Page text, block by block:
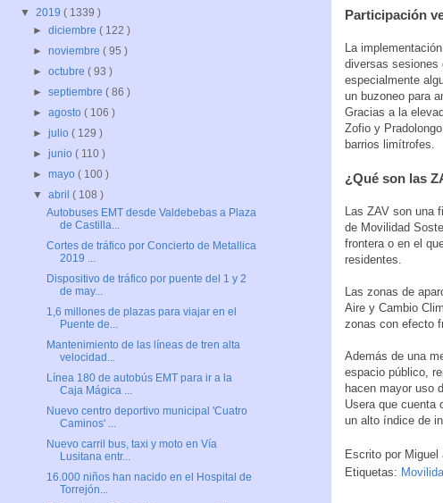
Participación
La
diversas sesiones
especialmente
un buzoneo para
Gracias a la
Zofio y
barrios limítrofes.
¿Qué son las
Las ZAV son una
de Movilidad
frontera o en el
residentes.
Las zonas de
Aire y Cambio
zonas con efecto
Además de una
espacio público,
hacen mayor uso
Usera que cuenta
un alto índice de
Escrito por Miguel
Etiquetas:
▼ 2019 ( 1339 )
►diciembre( 122 )
►noviembre( 95 )
►octubre( 93 )
►septiembre( 86 )
►agosto( 106 )
►julio( 129 )
►junio( 110 )
►mayo( 100 )
▼abril( 108 )
Autobuses EMT desde Valdebebas a Plaza
de Castilla...
Cortes de tráfico por Concierto de Metallica
2019 ...
Dispositivo de tráfico por puente del 1 y 2
de may...
1,6 millones de plazas para viajar en el
Puente de...
Mantenimiento de las líneas de tren alta
velocidad...
Línea 180 de autobús EMT para ir a la
Caja Mágica ...
Nuevo centro deportivo municipal 'Cuatro
Caminos' ...
Nuevo carril bus, taxi y moto en Vía
Lusitana entr...
16.000 niños han nacido en el Hospital de
Torrejón...